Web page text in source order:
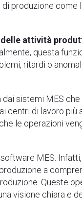
produzione come
attività
questa
ritardi o
dai sistemi MES
centri di lavoro più
le operazioni
MES.
a
Queste
visione chiara e